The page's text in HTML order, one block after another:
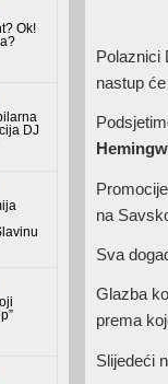
Ok!
DJ
Polaznici
nastup
na
Sva
Glazba
prema
Slijedeći